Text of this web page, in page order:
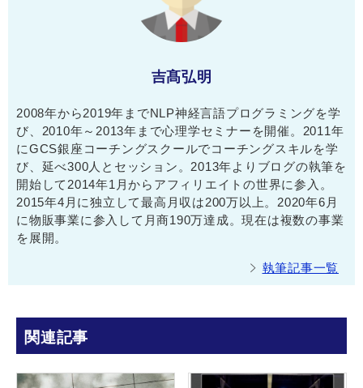
吉髙弘明
2008年から2019年までNLP神経言語プログラミングを学
び、2010年～2013年まで心理学セミナーを開催。2011年
にGCS銀座コーチングスクールでコーチングスキルを学
び、延べ300人とセッション。2013年よりブログの執筆を
開始して2014年1月からアフィリエイトの世界に参入。
2015年4月に独立して最高月収は200万以上。2020年6月
に物販事業に参入して月商190万達成。現在は複数の事業
を展開。
執筆記事一覧
関連記事